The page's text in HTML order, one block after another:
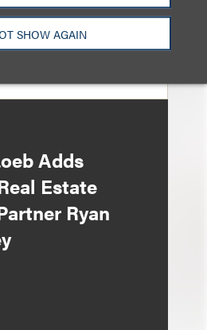
SHOW AGAIN
Adds
Estate
Ryan